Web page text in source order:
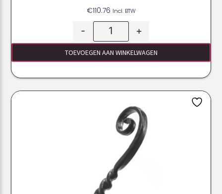
€110.76 Incl. BTW
- +
TOEVOEGEN AAN WINKELWAGEN